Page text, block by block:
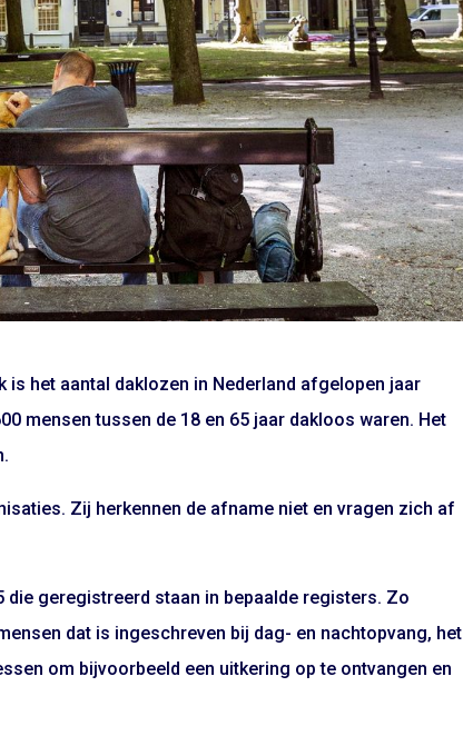
is het aantal daklozen in Nederland afgelopen jaar
mensen tussen de 18 en 65 jaar dakloos waren. Het
Zij herkennen de afname niet en vragen zich af
die geregistreerd staan in bepaalde registers. Zo
dat is ingeschreven bij dag- en nachtopvang, het
om bijvoorbeeld een uitkering op te ontvangen en